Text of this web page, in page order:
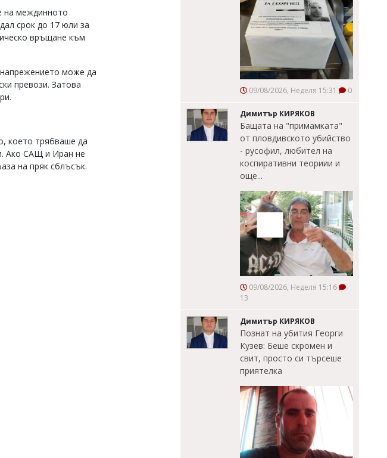
на междинното
срок до 17 юли за
връщане към
може да
превози. Затова
което трябваше да
Ако САЩ и Иран не
на пряк сблъсък.
09/08/2026, Неделя 15:31 0
Димитър КИРЯКОВ
Бащата на "примамката"
от пловдивското убийство
- русофил, любител на
коспиративни теориии и
още...
09/08/2026, Неделя 15:16
13
Димитър КИРЯКОВ
Познат на убития Георги
Кузев: Беше скромен и
свит, просто си търсеше
приятелка